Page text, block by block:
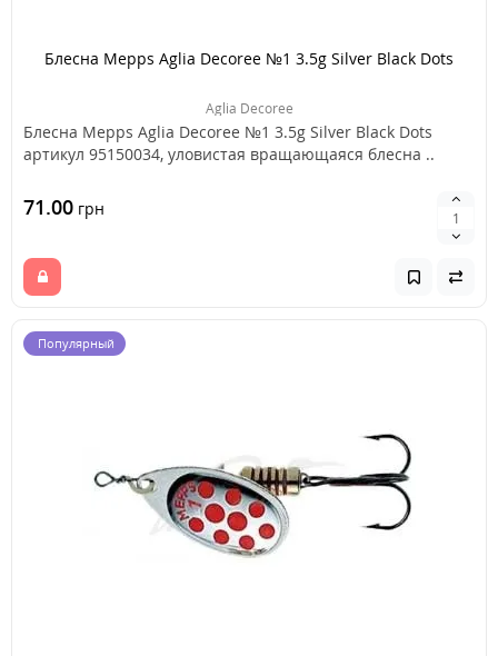
Блесна Mepps Aglia Decoree №1 3.5g Silver Black Dots
Aglia Decoree
Блесна Mepps Aglia Decoree №1 3.5g Silver Black Dots
артикул 95150034, уловистая вращающаяся блесна ..
71.00 грн
Популярный